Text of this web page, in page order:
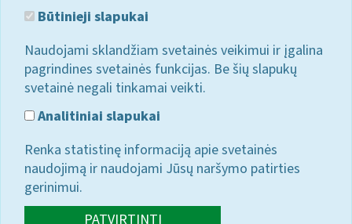
Būtinieji slapukai
Naudojami sklandžiam svetainės veikimui ir įgalina
pagrindines svetainės funkcijas. Be šių slapukų
svetainė negali tinkamai veikti.
Analitiniai slapukai
Renka statistinę informaciją apie svetainės
naudojimą ir naudojami Jūsų naršymo patirties
gerinimui.
PATVIRTINTI